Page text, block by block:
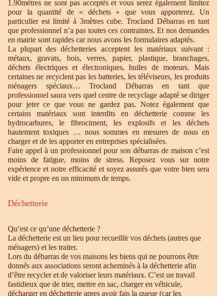
1.90mètres ne sont pas acceptés et vous serez également limitez
pour la quantité de « déchets » que vous apporterez. Un
particulier est limité à 3mètres cube. Trocland Débarras en tant
que professionnel n’a pas toutes ces contraintes. Et nos demandes
en mairie sont rapides car nous avons les formulaires adaptés.
La plupart des déchetteries acceptent les matériaux suivant :
métaux, gravats, bois, verres, papier, plastique, branchages,
déchets électriques et électroniques, huiles de moteurs. Mais
certaines ne recyclent pas les batteries, les téléviseurs, les produits
ménagers spéciaux… Trocland Débarras en tant que
professionnel saura vers quel centre de recyclage adapté se diriger
pour jeter ce que vous ne gardez pas. Notez également que
certains matériaux sont interdits en déchetterie comme les
hydrocarbures, le fibrociment, les explosifs et les déchets
hautement toxiques … nous sommes en mesures de nous en
charger et de les apporter en entreprises spécialisées.
Faire appel à un professionnel pour son débarras de maison c’est
moins de fatigue, moins de stress. Reposez vous sur notre
expérience et notre efficacité et soyez assurés que votre bien sera
vide et propre en un minimum de temps.
Déchetterie
Qu’est ce qu’une déchetterie ?
La déchetterie est un lieu pour recueillir vos déchets (autres que
ménagers) et les traiter.
Lors du débarras de vos maisons les biens qui ne pourrons être
donnés aux associations seront acheminés à la déchetterie afin
d’être recycler et de valoriser leurs matériaux. C’est un travail
fastidieux que de trier, mettre en sac, charger en véhicule,
décharger en déchetterie apres avoir fais la queue (car les